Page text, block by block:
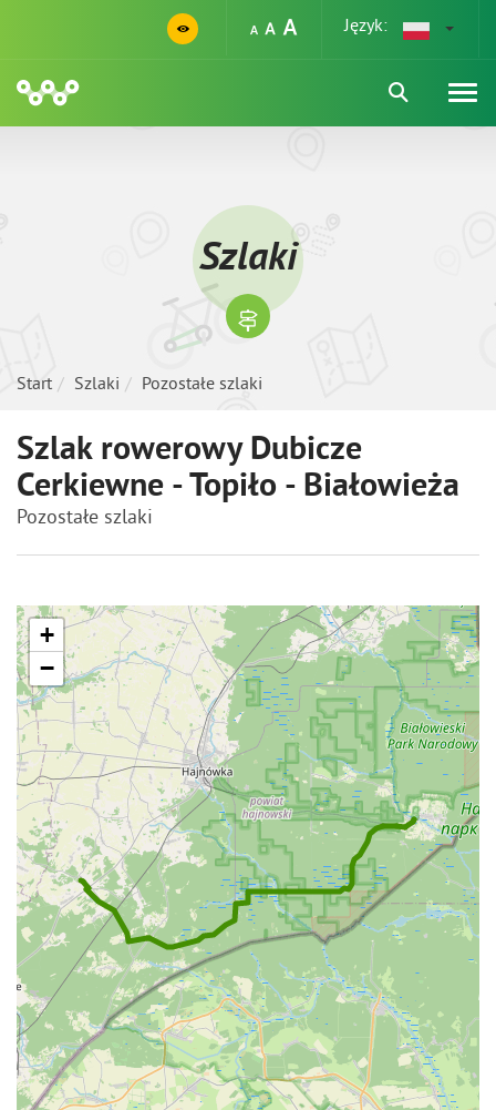
Język:
Szlaki
Start Szlaki Pozostałe szlaki
Szlak rowerowy Dubicze
Cerkiewne - Topiło - Białowieża
Pozostałe szlaki
+
−